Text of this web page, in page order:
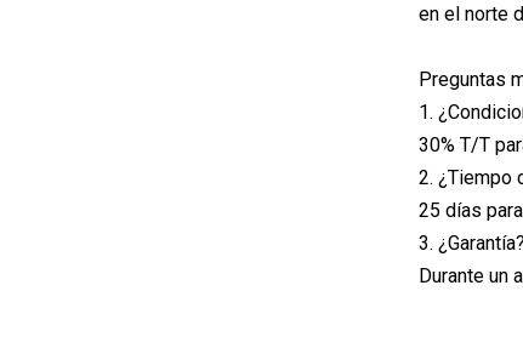
en el norte
Preguntas
1.
30% T/T
2. ¿Tiempo
25 días
3. ¿Garantía?
Durante un